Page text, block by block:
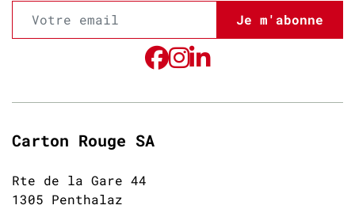
Je m'abonne
Carton Rouge SA
Rte de la Gare 44
1305 Penthalaz